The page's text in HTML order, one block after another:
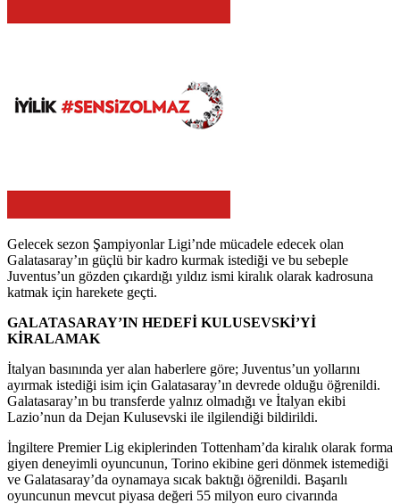
Gelecek sezon Şampiyonlar Ligi’nde mücadele edecek olan
Galatasaray’ın güçlü bir kadro kurmak istediği ve bu sebeple
Juventus’un gözden çıkardığı yıldız ismi kiralık olarak kadrosuna
katmak için harekete geçti.
GALATASARAY’IN HEDEFİ KULUSEVSKİ’Yİ
KİRALAMAK
İtalyan basınında yer alan haberlere göre; Juventus’un yollarını
ayırmak istediği isim için Galatasaray’ın devrede olduğu öğrenildi.
Galatasaray’ın bu transferde yalnız olmadığı ve İtalyan ekibi
Lazio’nun da Dejan Kulusevski ile ilgilendiği bildirildi.
İngiltere Premier Lig ekiplerinden Tottenham’da kiralık olarak forma
giyen deneyimli oyuncunun, Torino ekibine geri dönmek istemediği
ve Galatasaray’da oynamaya sıcak baktığı öğrenildi. Başarılı
oyuncunun mevcut piyasa değeri 55 milyon euro civarında